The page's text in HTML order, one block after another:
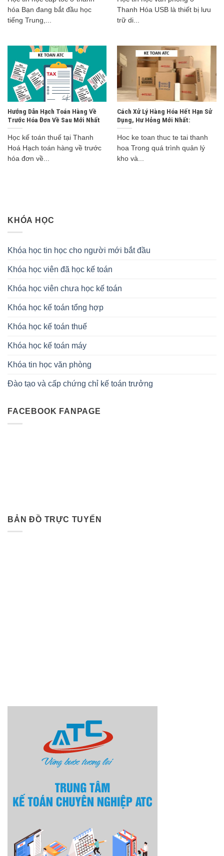
hóa Bạn đang bắt đầu học
tiếng Trung,...
Thanh Hóa USB là thiết bị lưu
trữ di...
Hướng Dẫn Hạch Toán Hàng Về
Trước Hóa Đơn Về Sau Mới Nhất
Học kế toán thuế tại Thanh
Hoá Hạch toán hàng về trước
hóa đơn về...
Cách Xử Lý Hàng Hóa Hết Hạn Sử
Dụng, Hư Hỏng Mới Nhất:
Hoc ke toan thuc te tai thanh
hoa Trong quá trình quản lý
kho và...
KHÓA HỌC
Khóa học tin học cho người mới bắt đầu
Khóa học viên đã học kế toán
Khóa học viên chưa học kế toán
Khóa học kế toán tổng hợp
Khóa học kế toán thuế
Khóa học kế toán máy
Khóa tin học văn phòng
Đào tạo và cấp chứng chỉ kế toán trưởng
FACEBOOK FANPAGE
BẢN ĐỒ TRỰC TUYẾN